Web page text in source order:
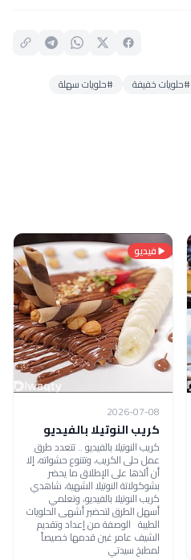
#حلويات خفيفة #حلويات سهلة
فيديو
2026-07-08
كريب النوتيلا بالفيديو
كريب النوتيلا بالفيديو .. تتعدد طرق
عمل حلى الكريب، وتتنوع حشواته، إلا
أن ألذها على الإطلاق ما يحضر
بشوكولاتة النوتيلا الشهية، شاهدي
كريب النوتيلا بالفيديو، وتعلمي
أسهل الطرق لتحضير أشهى الحلويات
الطيبة الوصفة من إعداد وتقديم
الشيف عامر غبن قدمها خصيصاً
لمطبخ سيدتي